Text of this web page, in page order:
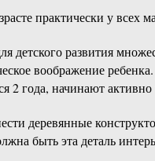
практически у всех
детского развития
воображение ребенка.
2 года, начинают
деревянные
быть эта деталь